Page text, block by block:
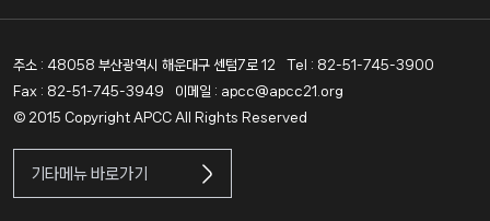
주소 : 48058 부산광역시 해운대구 센텀7로 12
Tel : 82-51-745-3900
Fax : 82-51-745-3949
이메일 : apcc@apcc21.org
© 2015 Copyright APCC All Rights Reserved
기타메뉴 바로가기